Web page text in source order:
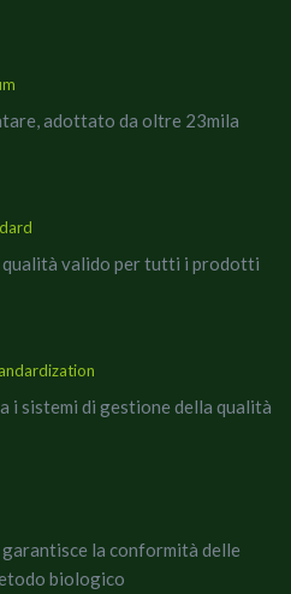
adottato da oltre 23mila
qualità valido per tutti i prodotti
i sistemi di gestione della qualità
la conformità delle
biologico